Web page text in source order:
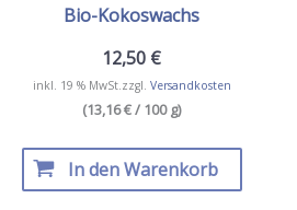
Bio-Kokoswachs
12,50 €
inkl. 19 % MwSt.zzgl. Versandkosten
(13,16 € / 100 g)
In den Warenkorb